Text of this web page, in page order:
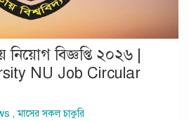
নিয়োগ বিজ্ঞপ্তি ২০২৬ |
NU Job Circular
,মাসের সকল চাকুরি